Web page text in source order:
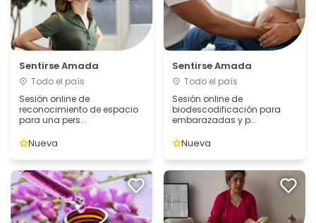
Sentirse Amada
Todo el país
Sesión online de
reconocimiento de espacio
para una pers...
Nueva
Sentirse Amada
Todo el país
Sesión online de
biodescodificación para
embarazadas y p...
Nueva